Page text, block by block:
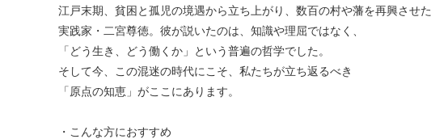
江戸末期、貧困と孤児の境遇から立ち上がり、数百の村や藩を再興させた
実践家・二宮尊徳。彼が説いたのは、知識や理屈ではなく、
「どう生き、どう働くか」という普遍の哲学でした。
そして今、この混迷の時代にこそ、私たちが立ち返るべき
「原点の知恵」がここにあります。
・こんな方におすすめ